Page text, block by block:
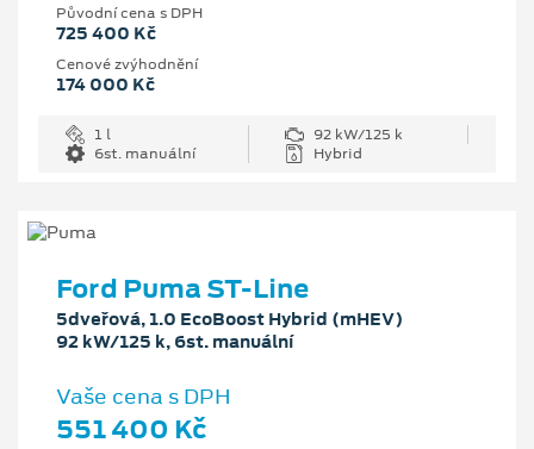
Původní cena s DPH
725 400 Kč
Cenové zvýhodnění
174 000 Kč
1 l
92 kW/125 k
6st. manuální
Hybrid
Ford Puma ST-Line
5dveřová, 1.0 EcoBoost Hybrid (mHEV)
92 kW/125 k, 6st. manuální
Vaše cena s DPH
551 400 Kč